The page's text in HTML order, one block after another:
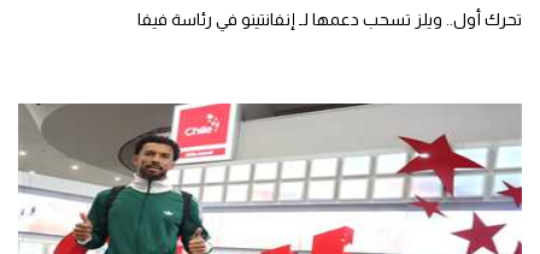
تحرك أول.. ويلز تسحب دعمها لـ إنفانتينو في رئاسة فيفا